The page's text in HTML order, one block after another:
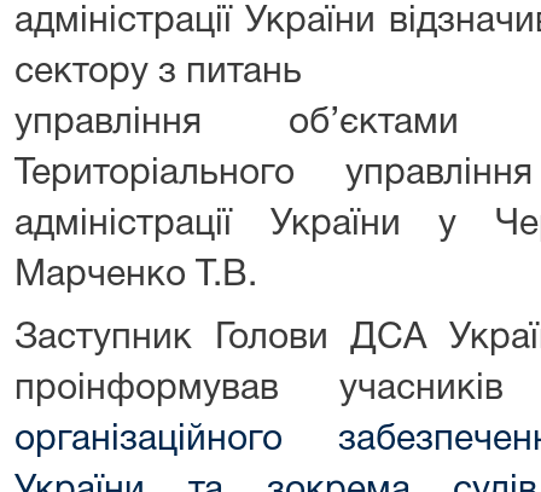
адміністрації України
сектору з питань
управління об’єктами
Територіального
адміністрації України у
Марченко Т.В.
Заступник Голови ДСА
проінформував
організаційного